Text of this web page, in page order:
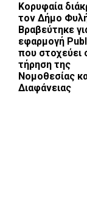
Κορυφαία
τον Δήμο
Βραβεύτηκε
εφαρμογή
που στοχεύει
τήρηση της
Νομοθεσίας
Διαφάνειας